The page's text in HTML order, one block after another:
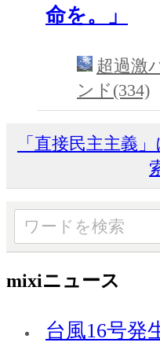
命を。」
超過激
ンド(334)
「直接民主主義
mixiニュース
台風16号発